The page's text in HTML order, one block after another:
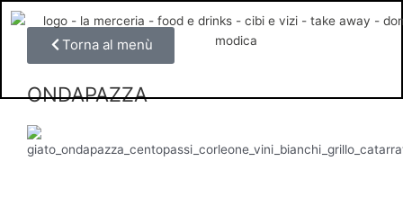
Vai
contenuto Torna al menù
ONDAPAZZA